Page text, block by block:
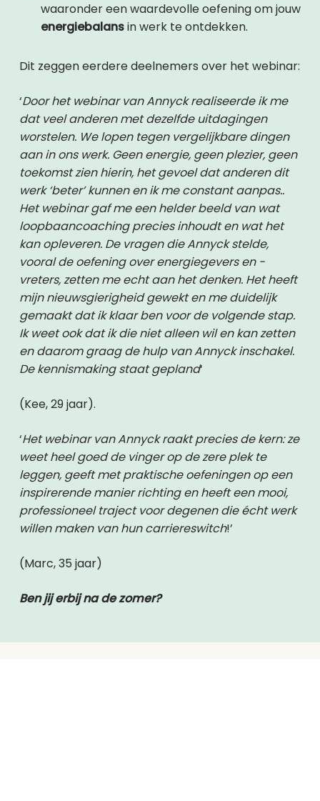
waaronder een waardevolle oefening om jouw
energiebalansin werk te ontdekken.
Dit zeggen eerdere deelnemers over het webinar:
‘Door het webinar van Annyck realiseerde ik me
dat veel anderen met dezelfde uitdagingen
worstelen. We lopen tegen vergelijkbare dingen
aan in ons werk. Geen energie, geen plezier, geen
toekomst zien hierin, het gevoel dat anderen dit
werk ‘beter’ kunnen en ik me constant aanpas..
Het webinar gaf me een helder beeld van wat
loopbaancoaching precies inhoudt en wat het
kan opleveren. De vragen die Annyck stelde,
vooral de oefening over energiegevers en -
vreters, zetten me echt aan het denken. Het heeft
mijn nieuwsgierigheid gewekt en me duidelijk
gemaakt dat ik klaar ben voor de volgende stap.
Ik weet ook dat ik die niet alleen wil en kan zetten
en daarom graag de hulp van Annyck inschakel.
De kennismaking staat gepland‘
(Kee, 29 jaar).
‘Het webinar van Annyck raakt precies de kern: ze
weet heel goed de vinger op de zere plek te
leggen, geeft met praktische oefeningen op een
inspirerende manier richting en heeft een mooi,
professioneel traject voor degenen die écht werk
willen maken van hun carriereswitch!’
(Marc, 35 jaar)
Ben jij erbij na de zomer?